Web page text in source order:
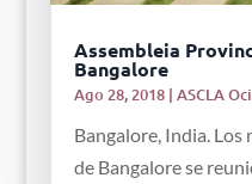
Assembleia
Bangalore
Ago 28, 2018| ASCLA
Bangalore, India. Los
de Bangalore se